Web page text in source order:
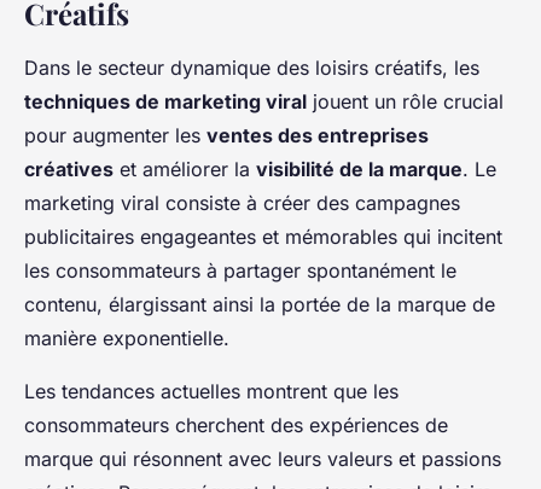
Créatifs
Dans le secteur dynamique des loisirs créatifs, les
techniques de marketing viral jouent un rôle crucial
pour augmenter les ventes des entreprises
créatives et améliorer la visibilité de la marque. Le
marketing viral consiste à créer des campagnes
publicitaires engageantes et mémorables qui incitent
les consommateurs à partager spontanément le
contenu, élargissant ainsi la portée de la marque de
manière exponentielle.
Les tendances actuelles montrent que les
consommateurs cherchent des expériences de
marque qui résonnent avec leurs valeurs et passions